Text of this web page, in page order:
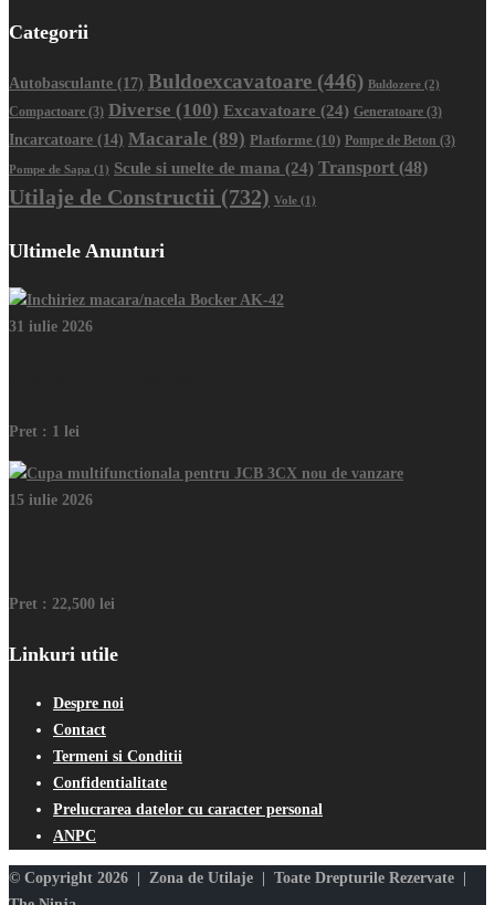
Categorii
Autobasculante (17) Buldoexcavatoare (446) Buldozere (2)
Compactoare (3) Diverse (100) Excavatoare (24) Generatoare (3)
Incarcatoare (14) Macarale (89) Platforme (10) Pompe de Beton (3)
Pompe de Sapa (1) Scule si unelte de mana (24) Transport (48)
Utilaje de Constructii (732) Vole (1)
Ultimele Anunturi
31 iulie 2026
Pret : 1 lei
15 iulie 2026
Pret : 22,500 lei
Linkuri utile
Despre noi
Contact
Termeni si Conditii
Confidentialitate
Prelucrarea datelor cu caracter personal
ANPC
© Copyright 2026 | Zona de Utilaje | Toate Drepturile Rezervate |